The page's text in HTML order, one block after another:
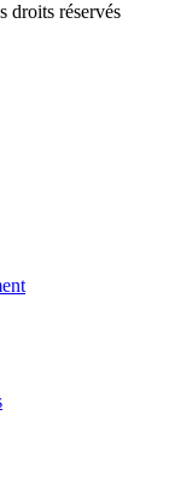
droits réservés